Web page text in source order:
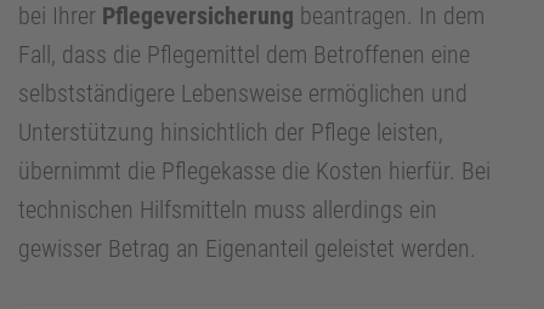
bei Ihrer Pflegeversicherung beantragen. In dem
Fall, dass die Pflegemittel dem Betroffenen eine
selbstständigere Lebensweise ermöglichen und
Unterstützung hinsichtlich der Pflege leisten,
übernimmt die Pflegekasse die Kosten hierfür. Bei
technischen Hilfsmitteln muss allerdings ein
gewisser Betrag an Eigenanteil geleistet werden.